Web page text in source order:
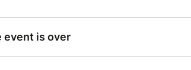
par la région Occitanie, le SAIEC et le